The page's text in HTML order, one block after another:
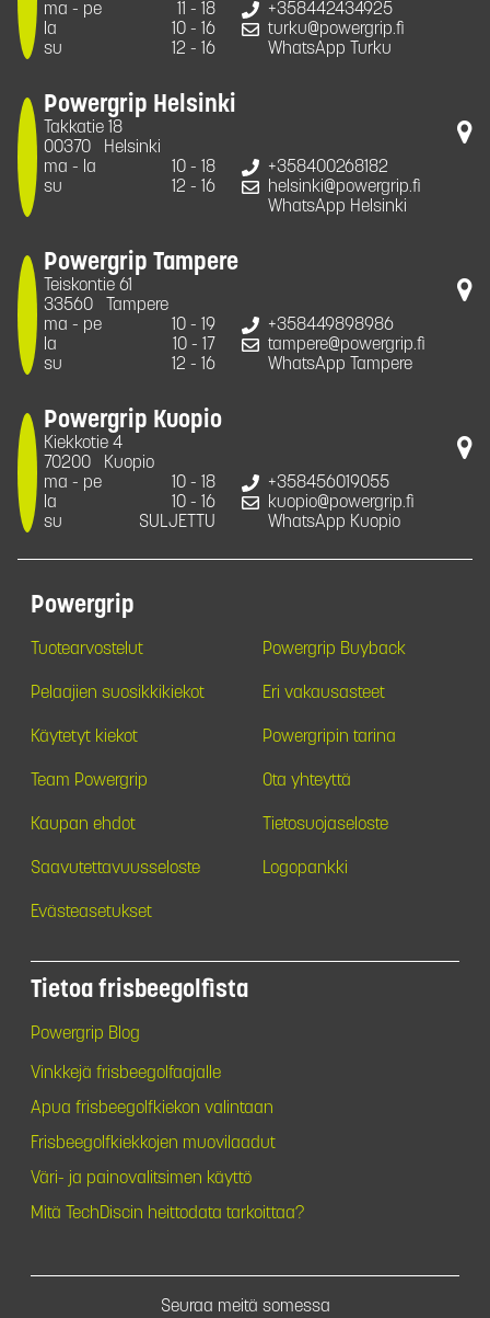
ma - pe
11 - 18
la
10 - 16
su
12 - 16
+358442434925
turku@powergrip.fi
WhatsApp Turku
Powergrip Helsinki
Takkatie 18
00370
Helsinki
ma - la
10 - 18
su
12 - 16
+358400268182
helsinki@powergrip.fi
WhatsApp Helsinki
Powergrip Tampere
Teiskontie 61
33560
Tampere
ma - pe
10 - 19
la
10 - 17
su
12 - 16
+358449898986
tampere@powergrip.fi
WhatsApp Tampere
Powergrip Kuopio
Kiekkotie 4
70200
Kuopio
ma - pe
10 - 18
la
10 - 16
su
SULJETTU
+358456019055
kuopio@powergrip.fi
WhatsApp Kuopio
Powergrip
Tuotearvostelut Powergrip Buyback
Pelaajien suosikkikiekot Eri vakausasteet
Käytetyt kiekot Powergripin tarina
Team Powergrip Ota yhteyttä
Kaupan ehdot Tietosuojaseloste
Saavutettavuusseloste Logopankki
Evästeasetukset
Tietoa frisbeegolfista
Powergrip Blog
Vinkkejä frisbeegolfaajalle
Apua frisbeegolfkiekon valintaan
Frisbeegolfkiekkojen muovilaadut
Väri- ja painovalitsimen käyttö
Mitä TechDiscin heittodata tarkoittaa?
Seuraa meitä somessa